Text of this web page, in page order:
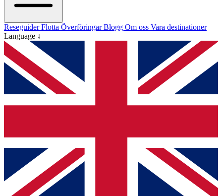
ReseguiderFlotta ÖverföringarBlogg Om oss Vara destinationer
Language ↓